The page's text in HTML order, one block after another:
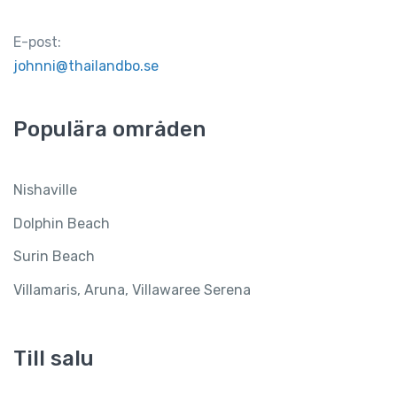
E-post:
johnni@thailandbo.se
Populära områden
Nishaville
Dolphin Beach
Surin Beach
Villamaris, Aruna, Villawaree Serena
Till salu